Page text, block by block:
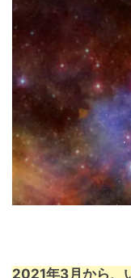
2021年3月から、